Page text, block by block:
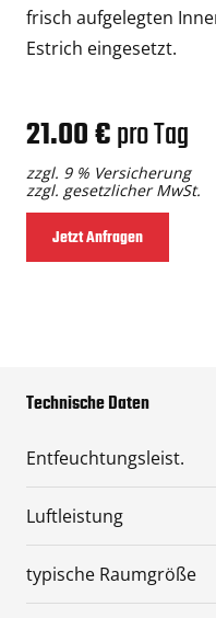
frisch aufgelegten
Estrich eingesetzt.
21.00 €pro Tag
zzgl. 9 % Versicherung
zzgl. gesetzlicher MwSt.
Jetzt Anfragen
Technische Daten
Entfeuchtungsleist.
Luftleistung
typische Raumgröße